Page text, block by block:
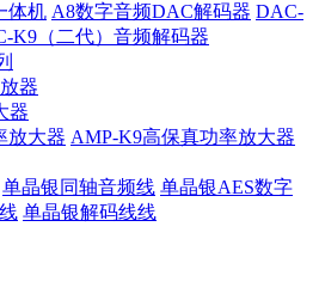
体机 A8数字音频DAC解码器 DAC-
K9（二代）音频解码器
器
器
放大器 AMP-K9高保真功率放大器
单晶银同轴音频线 单晶银AES数字
单晶银解码线线